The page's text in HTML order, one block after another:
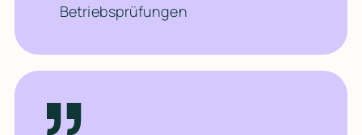
Betriebsprüfungen